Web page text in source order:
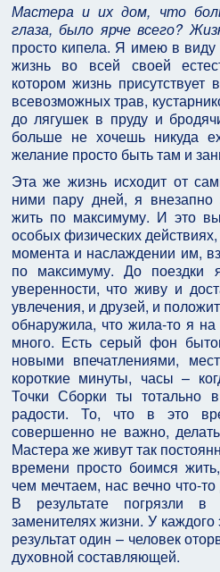
Мастера и их дом, что
глаза, было ярче всего?
просто кипела. Я имею в виду
жизнь во всей своей
котором жизнь присутствует
всевозможных трав,
до лягушек в пруду и
больше не хочешь никуда
желание просто быть там и
Эта же жизнь исходит от
ними пару дней, я внезапно
жить по максимуму. И это
особых физических
момента и наслаждении им,
по максимуму. До поездки
уверенности, что живу и
увлечения, и друзей, и
обнаружила, что жила-то я
много. Есть серый фон
новыми впечатлениями,
короткие минуты, часы –
Точки Сборки ты тотально
радости. То, что в это
совершенно не важно,
Мастера же живут так
времени просто боимся
чем мечтаем, нас вечно что-
В результате погрязли в
заменителях жизни. У
результат один – человек
духовной составляющей.